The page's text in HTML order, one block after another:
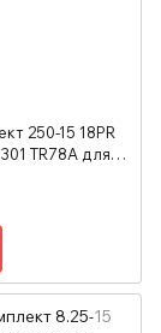
250-15 18PR
TR78A для